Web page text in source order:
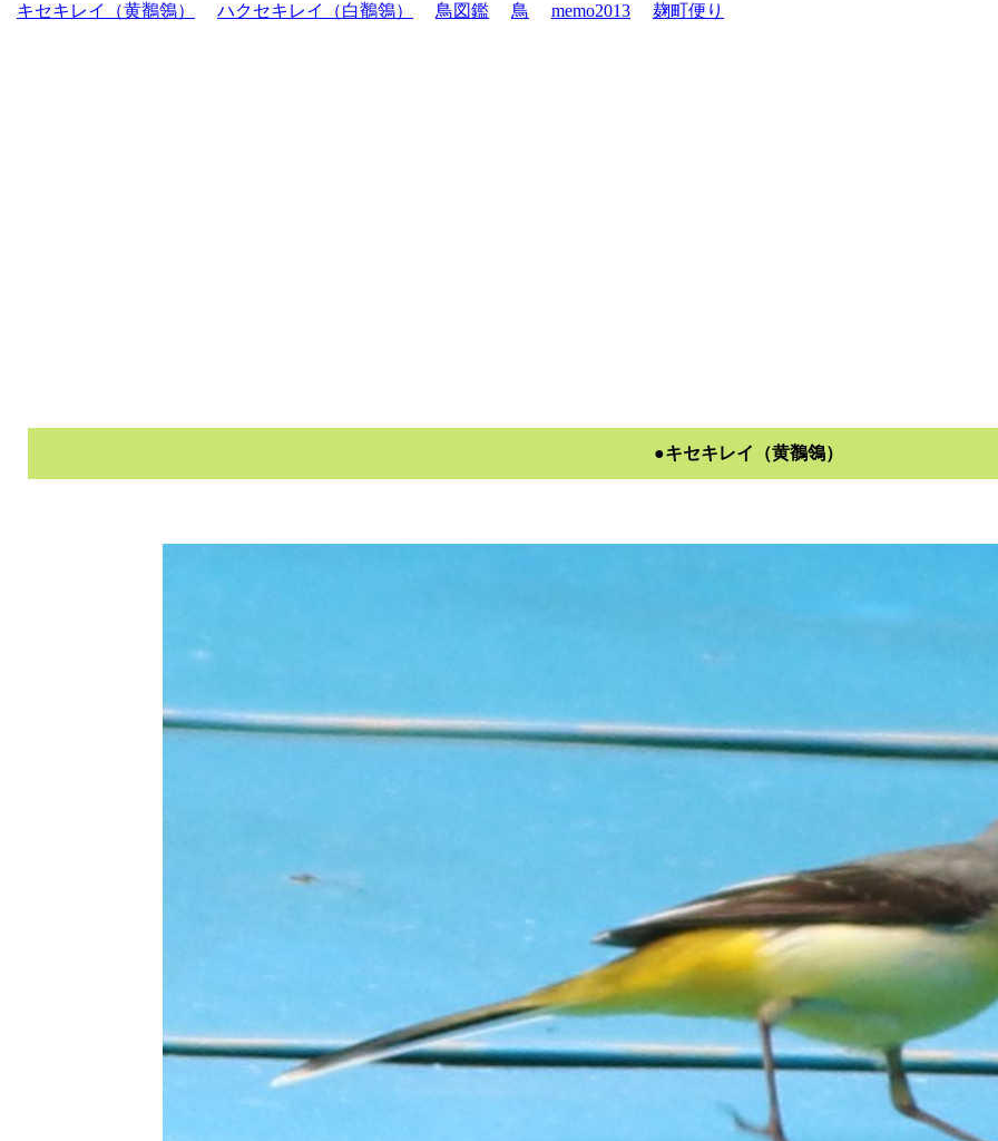
キセキレイ（黄鶺鴒）
ハクセキレイ（白鶺鴒） 鳥図鑑 鳥 memo2013 麹町便り
●キセキレイ（黄鶺鴒）